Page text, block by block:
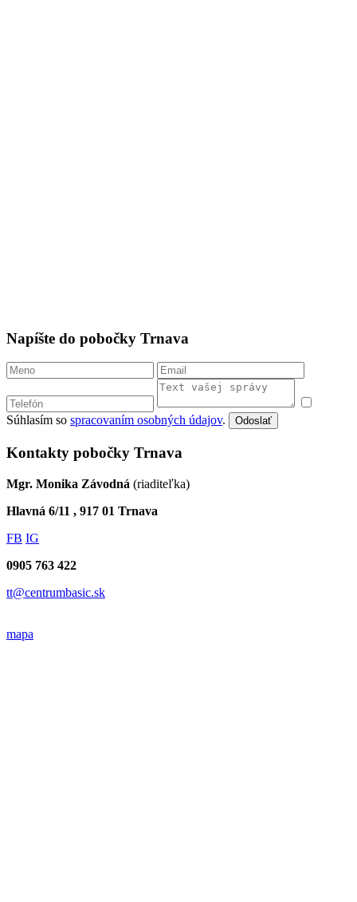
Napíšte do pobočky Trnava
Súhlasím so spracovaním osobných údajov. Odoslať
Kontakty pobočky Trnava
Mgr. Monika Závodná (riaditeľka)
Hlavná 6/11 , 917 01 Trnava
FB IG
0905 763 422
tt@centrumbasic.sk
mapa